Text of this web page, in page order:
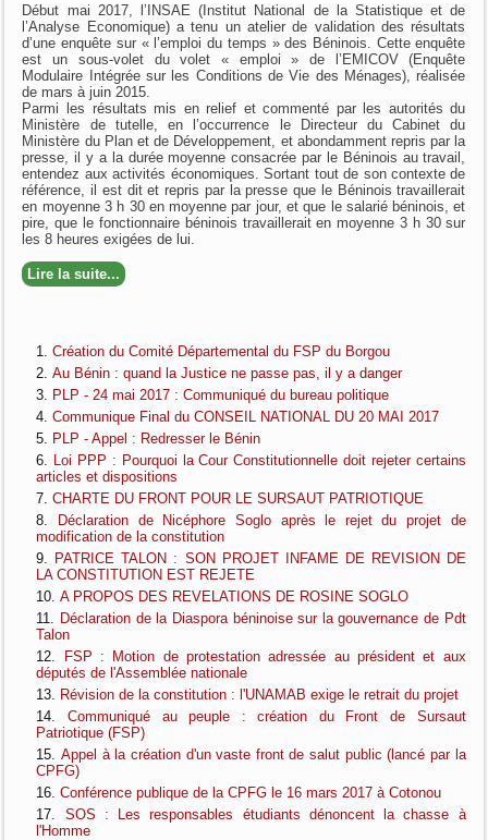
Début mai 2017, l’INSAE (Institut National de la Statistique et de
l’Analyse Economique) a tenu un atelier de validation des résultats
d’une enquête sur « l’emploi du temps » des Béninois. Cette enquête
est un sous-volet du volet « emploi » de l’EMICOV (Enquête
Modulaire Intégrée sur les Conditions de Vie des Ménages), réalisée
de mars à juin 2015.
Parmi les résultats mis en relief et commenté par les autorités du
Ministère de tutelle, en l’occurrence le Directeur du Cabinet du
Ministère du Plan et de Développement, et abondamment repris par la
presse, il y a la durée moyenne consacrée par le Béninois au travail,
entendez aux activités économiques. Sortant tout de son contexte de
référence, il est dit et repris par la presse que le Béninois travaillerait
en moyenne 3 h 30 en moyenne par jour, et que le salarié béninois, et
pire, que le fonctionnaire béninois travaillerait en moyenne 3 h 30 sur
les 8 heures exigées de lui.
Lire la suite...
Création du Comité Départemental du FSP du Borgou
Au Bénin : quand la Justice ne passe pas, il y a danger
PLP - 24 mai 2017 : Communiqué du bureau politique
Communique Final du CONSEIL NATIONAL DU 20 MAI 2017
PLP - Appel : Redresser le Bénin
Loi PPP : Pourquoi la Cour Constitutionnelle doit rejeter certains
articles et dispositions
CHARTE DU FRONT POUR LE SURSAUT PATRIOTIQUE
Déclaration de Nicéphore Soglo après le rejet du projet de
modification de la constitution
PATRICE TALON : SON PROJET INFAME DE REVISION DE
LA CONSTITUTION EST REJETE
A PROPOS DES REVELATIONS DE ROSINE SOGLO
Déclaration de la Diaspora béninoise sur la gouvernance de Pdt
Talon
FSP : Motion de protestation adressée au président et aux
députés de l'Assemblée nationale
Révision de la constitution : l'UNAMAB exige le retrait du projet
Communiqué au peuple : création du Front de Sursaut
Patriotique (FSP)
Appel à la création d'un vaste front de salut public (lancé par la
CPFG)
Conférence publique de la CPFG le 16 mars 2017 à Cotonou
SOS : Les responsables étudiants dénoncent la chasse à
l'Homme